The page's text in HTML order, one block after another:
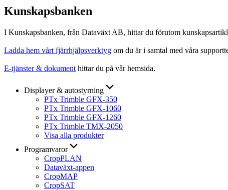
Kunskapsbanken
I Kunskapsbanken, från Dataväxt AB, hittar du förutom
Ladda hem vårt fjärrhjälpsverktyg om du är i samtal med våra
E-tjänster & dokument hittar du på vår hemsida.
Displayer & autostyrning
PTx Trimble GFX-350
PTx Trimble GFX-1060
PTx Trimble GFX-1260
PTx Trimble TMX-2050
Visa alla produkter
Programvaror
CropPLAN
Dataväxt-appen
CropMAP
CropSAT